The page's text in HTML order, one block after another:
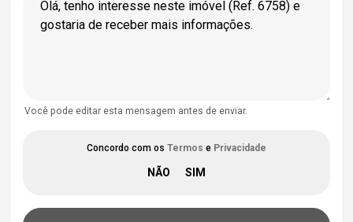
Você pode editar esta mensagem antes de enviar.
Concordo com os Termos e Privacidade